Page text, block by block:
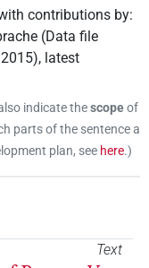
contributions by:
(Data file
, latest
indicate thescopeof
parts of the sentence a
plan, see here.)
Text